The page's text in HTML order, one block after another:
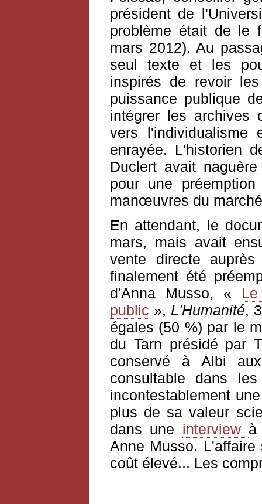
président de
problème était de le
mars 2012). Au
seul texte et les
inspirés de revoir
puissance publique
intégrer les archives
vers l'individualisme
enrayée. L'historien
Duclert avait
pour une
manœuvres du
En attendant, le
mars, mais avait
vente directe
finalement été
d'Anna Musso, «
public », L'Humanité,
égales (50 %) par le
du Tarn présidé par
conservé à Albi
consultable dans
incontestablement
plus de sa valeur
dans une interview
Anne Musso.
coût élevé... Les